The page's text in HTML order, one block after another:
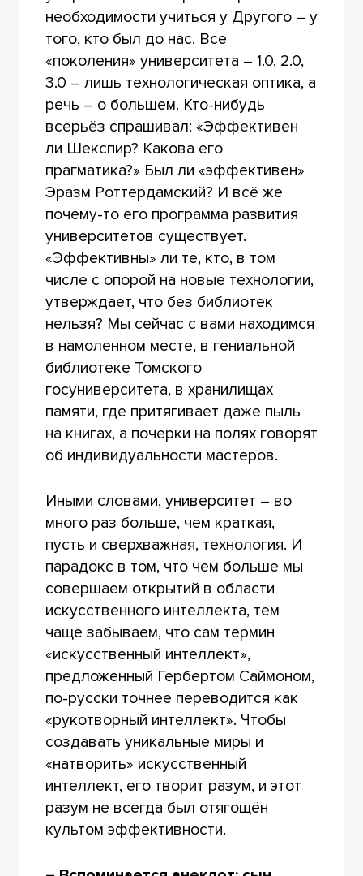
необходимости учиться у Другого – у
того, кто был до нас. Все
«поколения» университета – 1.0, 2.0,
3.0 – лишь технологическая оптика, а
речь – о большем. Кто-нибудь
всерьёз спрашивал: «Эффективен
ли Шекспир? Какова его
прагматика?» Был ли «эффективен»
Эразм Роттердамский? И всё же
почему-то его программа развития
университетов существует.
«Эффективны» ли те, кто, в том
числе с опорой на новые технологии,
утверждает, что без библиотек
нельзя? Мы сейчас с вами находимся
в намоленном месте, в гениальной
библиотеке Томского
госуниверситета, в хранилищах
памяти, где притягивает даже пыль
на книгах, а почерки на полях говорят
об индивидуальности мастеров.
Иными словами, университет – во
много раз больше, чем краткая,
пусть и сверхважная, технология. И
парадокс в том, что чем больше мы
совершаем открытий в области
искусственного интеллекта, тем
чаще забываем, что сам термин
«искусственный интеллект»,
предложенный Гербертом Саймоном,
по-русски точнее переводится как
«рукотворный интеллект». Чтобы
создавать уникальные миры и
«натворить» искусственный
интеллект, его творит разум, и этот
разум не всегда был отягощён
культом эффективности.